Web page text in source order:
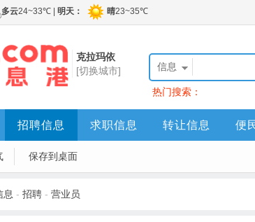
克拉玛依
[切换城市]
信息
热门搜索：
招聘信息 求职信息 转让信息 便
保存到桌面
息 - 招聘 - 营业员